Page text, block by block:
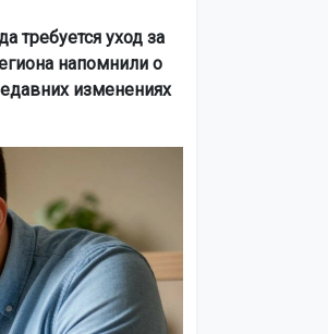
требуется уход за
напомнили о
изменениях